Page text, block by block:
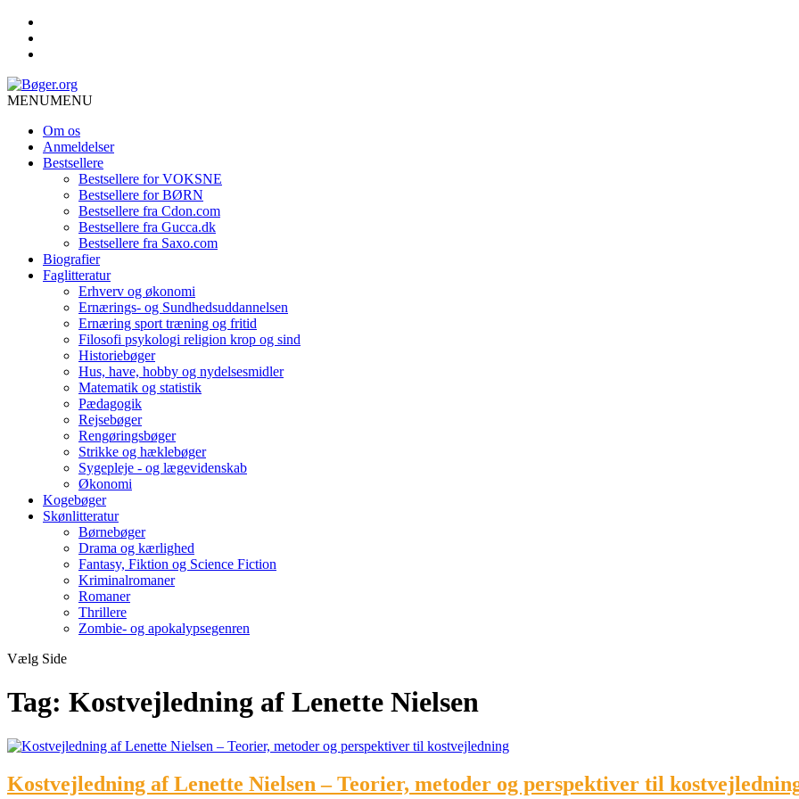
MENUMENU
Om os
Anmeldelser
Bestsellere
Bestsellere for VOKSNE
Bestsellere for BØRN
Bestsellere fra Cdon.com
Bestsellere fra Gucca.dk
Bestsellere fra Saxo.com
Biografier
Faglitteratur
Erhverv og økonomi
Ernærings- og Sundhedsuddannelsen
Ernæring sport træning og fritid
Filosofi psykologi religion krop og sind
Historiebøger
Hus, have, hobby og nydelsesmidler
Matematik og statistik
Pædagogik
Rejsebøger
Rengøringsbøger
Strikke og hæklebøger
Sygepleje - og lægevidenskab
Økonomi
Kogebøger
Skønlitteratur
Børnebøger
Drama og kærlighed
Fantasy, Fiktion og Science Fiction
Kriminalromaner
Romaner
Thrillere
Zombie- og apokalypsegenren
Vælg Side
Tag: Kostvejledning af Lenette Nielsen
Kostvejledning af Lenette Nielsen – Teorier, metoder og perspektiver til